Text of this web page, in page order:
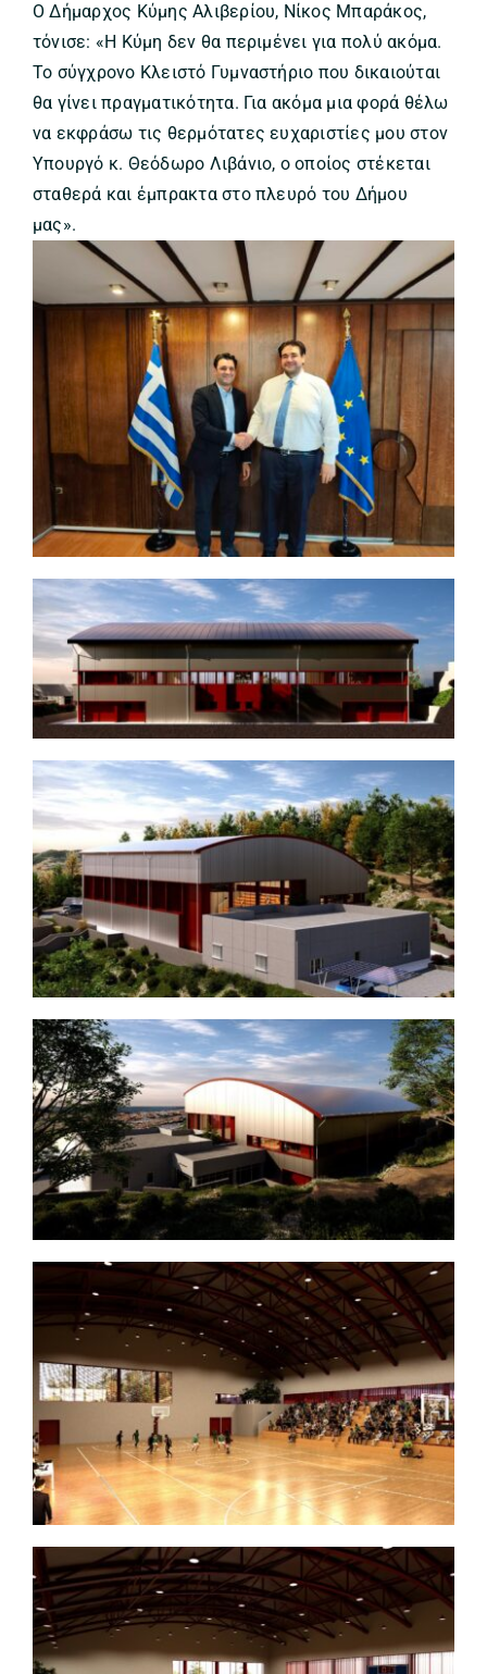
Ο Δήμαρχος Κύμης Αλιβερίου, Νίκος Μπαράκος,
τόνισε: «Η Κύμη δεν θα περιμένει για πολύ ακόμα.
Το σύγχρονο Κλειστό Γυμναστήριο που δικαιούται
θα γίνει πραγματικότητα. Για ακόμα μια φορά θέλω
να εκφράσω τις θερμότατες ευχαριστίες μου στον
Υπουργό κ. Θεόδωρο Λιβάνιο, ο οποίος στέκεται
σταθερά και έμπρακτα στο πλευρό του Δήμου
μας».